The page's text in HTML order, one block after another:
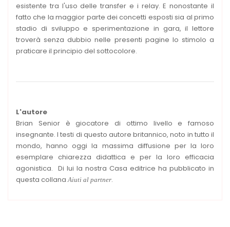
esistente tra l'uso delle transfer e i relay. E nonostante il
fatto che la maggior parte dei concetti esposti sia al primo
stadio di sviluppo e sperimentazione in gara, il lettore
troverà senza dubbio nelle presenti pagine lo stimolo a
praticare il principio del sottocolore.
L'autore
Brian Senior è giocatore di ottimo livello e famoso
insegnante. I testi di questo autore britannico, noto in tutto il
mondo, hanno oggi la massima diffusione per la loro
esemplare chiarezza didattica e per la loro efficacia
agonistica. Di lui la nostra Casa editrice ha pubblicato in
questa collanaAiuti al partner.